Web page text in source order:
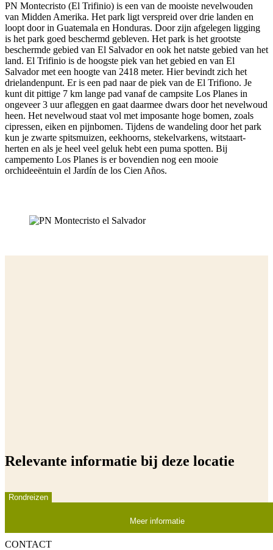
PN Montecristo (El Trifinio) is een van de mooiste nevelwouden
van Midden Amerika. Het park ligt verspreid over drie landen en
loopt door in Guatemala en Honduras. Door zijn afgelegen ligging
is het park goed beschermd gebleven. Het park is het grootste
beschermde gebied van El Salvador en ook het natste gebied van het
land. El Trifinio is de hoogste piek van het gebied en van El
Salvador met een hoogte van 2418 meter. Hier bevindt zich het
drielandenpunt. Er is een pad naar de piek van de El Trifiono. Je
kunt dit pittige 7 km lange pad vanaf de campsite Los Planes in
ongeveer 3 uur afleggen en gaat daarmee dwars door het nevelwoud
heen. Het nevelwoud staat vol met imposante hoge bomen, zoals
cipressen, eiken en pijnbomen. Tijdens de wandeling door het park
kun je zwarte spitsmuizen, eekhoorns, stekelvarkens, witstaart-
herten en als je heel veel geluk hebt een puma spotten. Bij
campemento Los Planes is er bovendien nog een mooie
orchideeëntuin el Jardín de los Cien Años.
Relevante informatie bij deze locatie
Rondreizen
Meer informatie
CONTACT